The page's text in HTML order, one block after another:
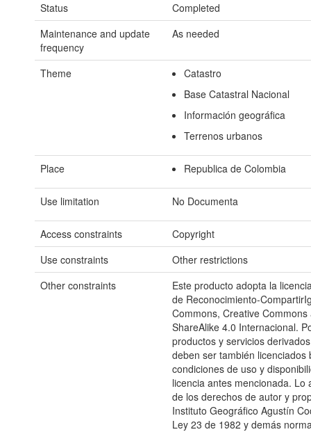
Status
Completed
Maintenance and update
frequency
As needed
Theme
Catastro
Base Catastral Nacional
Información geográfica
Terrenos urbanos
Place Republica de Colombia
Use limitation No Documenta
Access constraints
Copyright
Use constraints
Other restrictions
Other constraints
Este producto adopta la
de Reconocimiento-
Commons, Creative
ShareAlike 4.0 Internacional.
productos y servicios
deben ser también licenciados
condiciones de uso y
licencia antes mencionada. Lo
de los derechos de autor y
Instituto Geográfico Agustín
Ley 23 de 1982 y demás